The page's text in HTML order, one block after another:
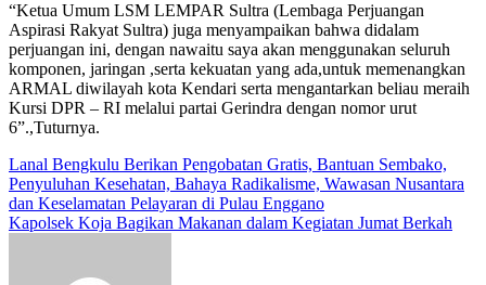
“Ketua Umum LSM LEMPAR Sultra (Lembaga Perjuangan
Aspirasi Rakyat Sultra) juga menyampaikan bahwa didalam
perjuangan ini, dengan nawaitu saya akan menggunakan seluruh
komponen, jaringan ,serta kekuatan yang ada,untuk memenangkan
ARMAL diwilayah kota Kendari serta mengantarkan beliau meraih
Kursi DPR – RI melalui partai Gerindra dengan nomor urut
6”.,Tuturnya.
Navigasi
pos
Lanal Bengkulu Berikan Pengobatan Gratis, Bantuan Sembako,
Penyuluhan Kesehatan, Bahaya Radikalisme, Wawasan Nusantara
dan Keselamatan Pelayaran di Pulau Enggano
Kapolsek Koja Bagikan Makanan dalam Kegiatan Jumat Berkah